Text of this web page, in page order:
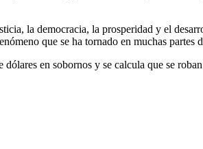
la democracia, la prosperidad y el
que se ha tornado en muchas
en sobornos y se calcula que se